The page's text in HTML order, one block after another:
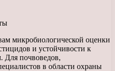
микробиологической оценки
и устойчивости к
Для почвоведов,
в области охраны